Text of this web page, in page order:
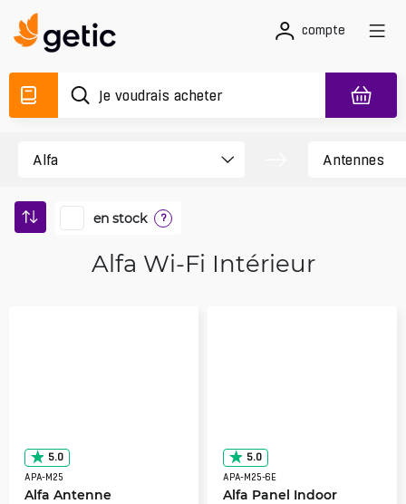
compte
en stock ?
Alfa Wi-Fi Intérieur
5.0
APA-M25
Alfa Antenne
5.0
APA-M25-6E
Alfa Panel Indoor